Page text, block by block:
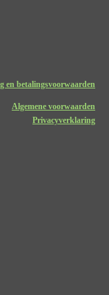
en betalingsvoorwaarden
Algemene voorwaarden
Privacyverklaring